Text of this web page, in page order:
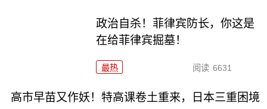
政治自杀！菲律宾防长，你这是
在给菲律宾掘墓！
最热 阅读 6631
高市早苗又作妖！特高课卷土重来，日本三重困境